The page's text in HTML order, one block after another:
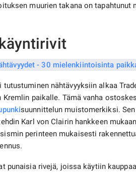
muurien takana on
tutustuminen nähtävyyksiin alkaa
Kremlin paikalle. Tämä vanha
suunnittelun muistomerkiksi.
Karl von Clairin hankkeen
perinteen mukaisesti
punaisia ​​rivejä, joissa käytiin